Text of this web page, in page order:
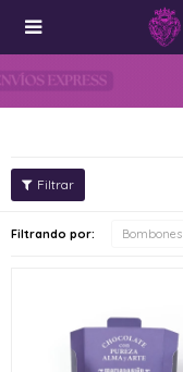

Filtrando por: Bombones